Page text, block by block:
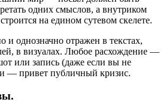
одних смыслов, а внутриком
на едином сутевом скелете.
и однозначно отражен в текстах,
в визуалах. Любое расхождение —
или запись (даже если вы не
— привет публичный кризис.